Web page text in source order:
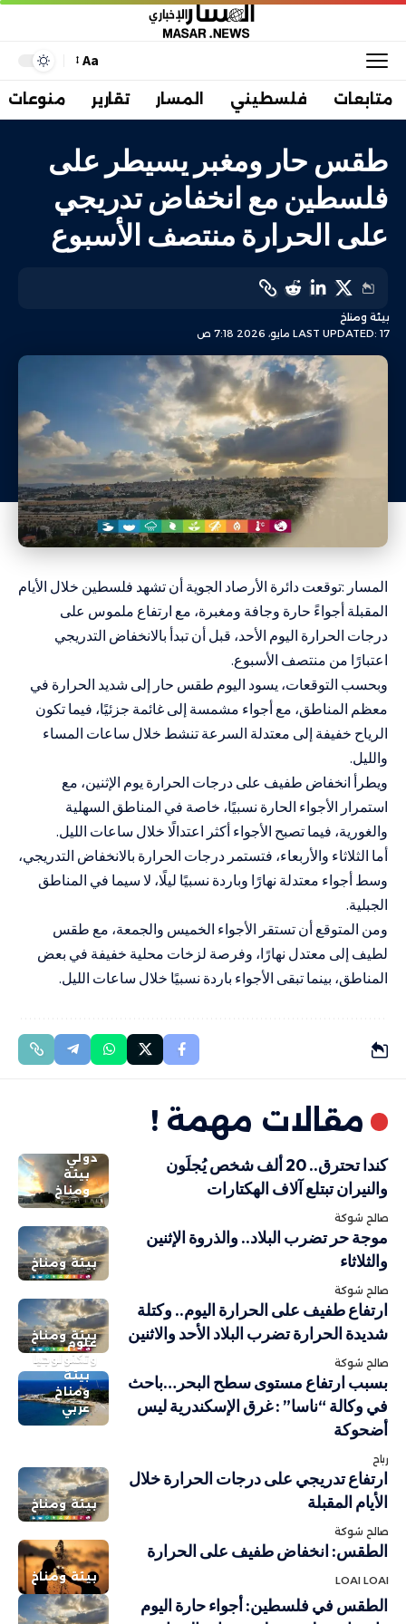
Aa
متابعات فلسطيني المسار تقارير منوعات
طقس حار ومغبر يسيطر على
فلسطين مع انخفاض تدريجي
على الحرارة منتصف الأسبوع
LAST UPDATED: 17 مايو، 2026 7:18 ص
بيئة ومناخ
المسار :توقعت دائرة الأرصاد الجوية أن تشهد فلسطين خلال الأيام
المقبلة أجواءً حارة وجافة ومغبرة، مع ارتفاع ملموس على
درجات الحرارة اليوم الأحد، قبل أن تبدأ بالانخفاض التدريجي
اعتبارًا من منتصف الأسبوع.
وبحسب التوقعات، يسود اليوم طقس حار إلى شديد الحرارة في
معظم المناطق، مع أجواء مشمسة إلى غائمة جزئيًا، فيما تكون
الرياح خفيفة إلى معتدلة السرعة تنشط خلال ساعات المساء
والليل.
ويطرأ انخفاض طفيف على درجات الحرارة يوم الإثنين، مع
استمرار الأجواء الحارة نسبيًا، خاصة في المناطق السهلية
والغورية، فيما تصبح الأجواء أكثر اعتدالًا خلال ساعات الليل.
أما الثلاثاء والأربعاء، فتستمر درجات الحرارة بالانخفاض التدريجي،
وسط أجواء معتدلة نهارًا وباردة نسبيًا ليلًا، لا سيما في المناطق
الجبلية.
ومن المتوقع أن تستقر الأجواء الخميس والجمعة، مع طقس
لطيف إلى معتدل نهارًا، وفرصة لزخات محلية خفيفة في بعض
المناطق، بينما تبقى الأجواء باردة نسبيًا خلال ساعات الليل.
مقالات مهمة !
دولي
بيئة
ومناخ
كندا تحترق.. 20 ألف شخص يُجلَون
والنيران تبتلع آلاف الهكتارات
صالح شوكة
بيئة ومناخ
موجة حر تضرب البلاد.. والذروة الإثنين
والثلاثاء
صالح شوكة
بيئة ومناخ
ارتفاع طفيف على الحرارة اليوم.. وكتلة
شديدة الحرارة تضرب البلاد الأحد والاثنين
صالح شوكة
علوم
وتكنولوجيا
بيئة
ومناخ
عربي
بسبب ارتفاع مستوى سطح البحر…باحث
في وكالة “ناسا” : غرق الإسكندرية ليس
أضحوكة
رباح
بيئة ومناخ
ارتفاع تدريجي على درجات الحرارة خلال
الأيام المقبلة
صالح شوكة
بيئة ومناخ
الطقس: انخفاض طفيف على الحرارة
LOAI LOAI
الطقس في فلسطين: أجواء حارة اليوم